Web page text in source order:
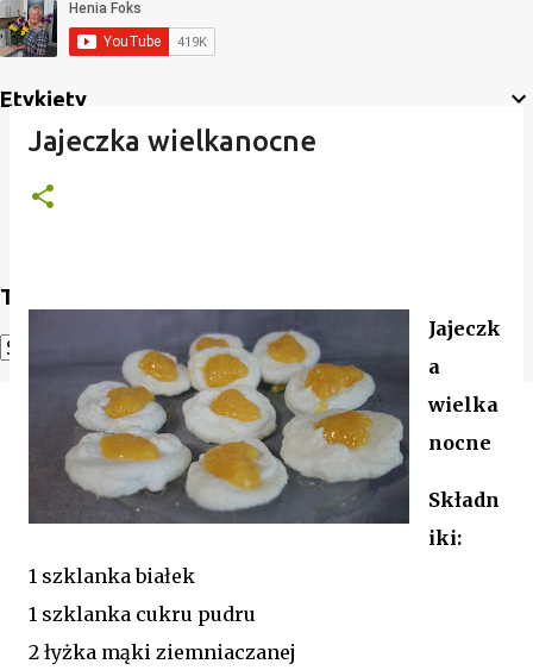
Etykiety
Translate
Translate
Jajeczka wielkanocne
Jajeczk
a
wielka
nocne
Składn
iki:
1 szklanka białek
1 szklanka cukru pudru
2 łyżka mąki ziemniaczanej